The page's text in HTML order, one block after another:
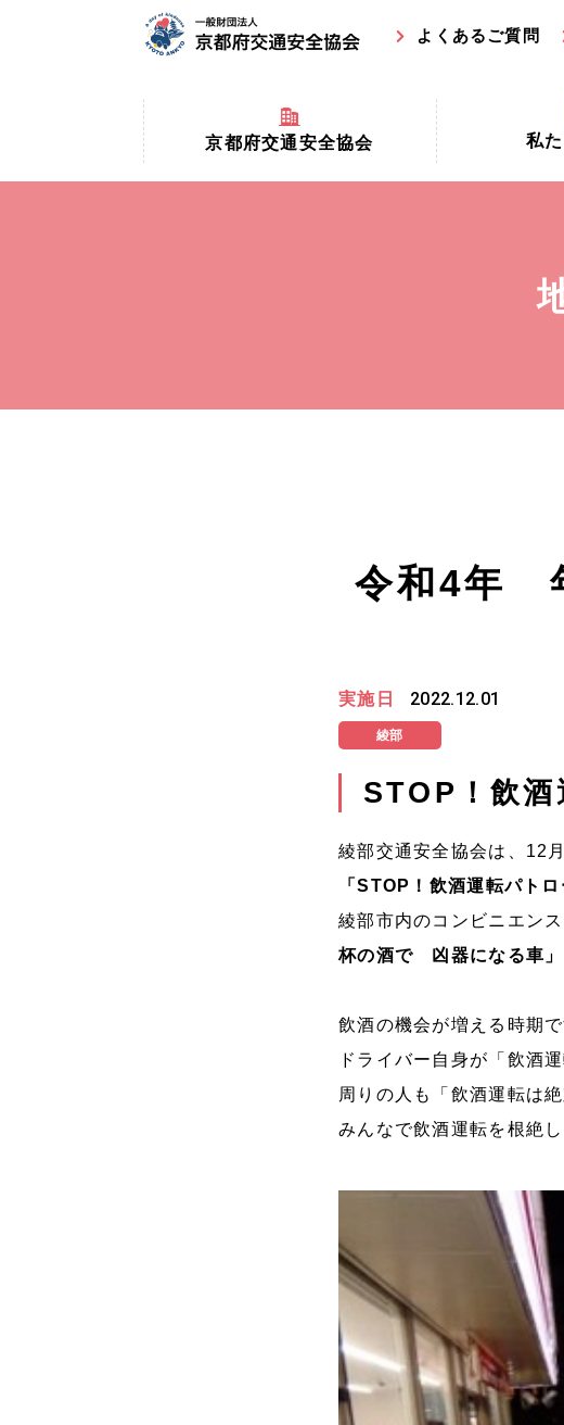
よくあるご質問
京都府交通安全協会
京都府交通安全協会とは？
私
京都府交通安全
交通安全協力
令和4年
実施日 2022.12.01
綾部
STOP！飲
綾部交通安全協会は、12
「STOP ！飲酒運転パトロ
綾部市内のコンビニエン
杯の酒で 凶器になる車」
飲酒の機会が増える時期で
ドライバー自身が「飲酒
周りの人も「飲酒運転は
みんなで飲酒運転を根絶し